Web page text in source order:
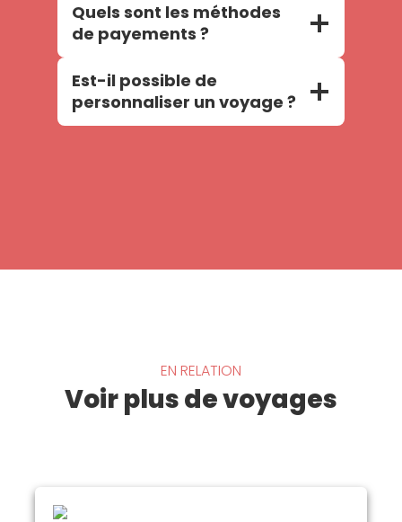
Quels sont les méthodes
de payements ?
Est-il possible de
personnaliser un voyage ?
EN RELATION
Voir plus de voyages